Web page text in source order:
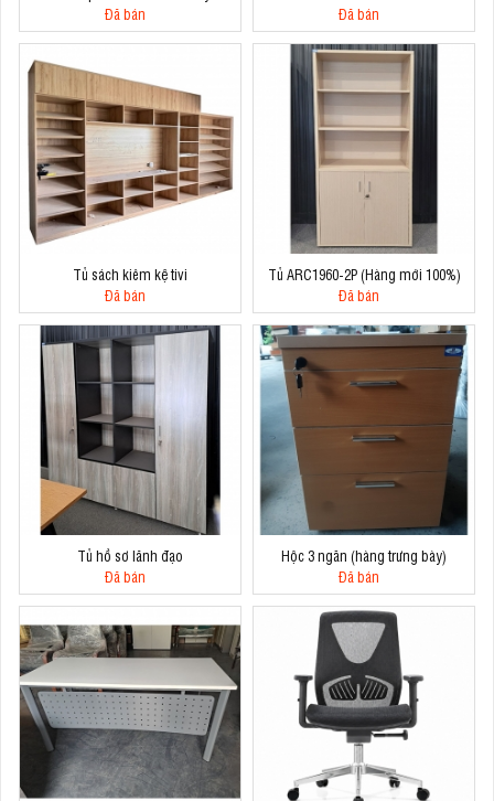
Đã bán
Đã bán
Tủ sách kiêm kệ tivi
Đã bán
Tủ ARC1960-2P (Hàng mới 100%)
Đã bán
Tủ hồ sơ lãnh đạo
Đã bán
Hộc 3 ngăn (hàng trưng bày)
Đã bán